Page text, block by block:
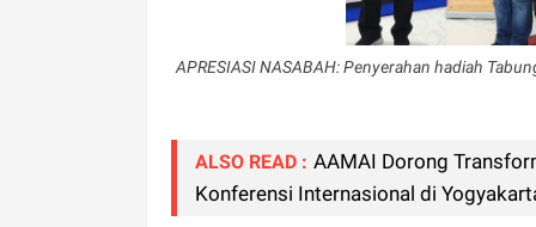
APRESIASI NASABAH: Penyerahan hadiah
ALSO READ : AAMAI Dorong
Konferensi Internasional di